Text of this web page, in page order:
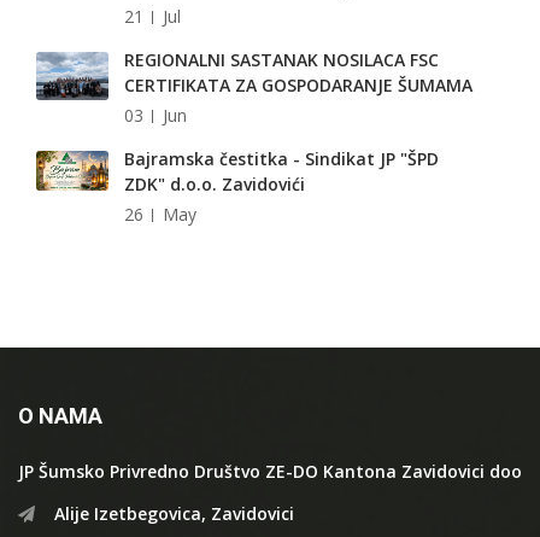
21
Jul
REGIONALNI SASTANAK NOSILACA FSC
CERTIFIKATA ZA GOSPODARANJE ŠUMAMA
03
Jun
Bajramska čestitka - Sindikat JP "ŠPD
ZDK" d.o.o. Zavidovići
26
May
O NAMA
JP Šumsko Privredno Društvo ZE-DO Kantona Zavidovici doo
Alije Izetbegovica, Zavidovici